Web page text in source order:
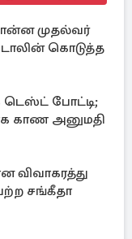
முதல்வர்
கொடுத்த
போட்டி;
காண அனுமதி
விவாகரத்து
சங்கீதா